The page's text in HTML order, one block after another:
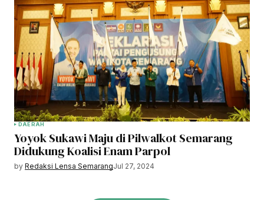
DAERAH
Yoyok Sukawi Maju di Pilwalkot Semarang
Didukung Koalisi Enam Parpol
by Redaksi Lensa SemarangJul 27, 2024